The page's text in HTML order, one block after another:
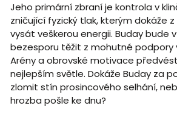
Jeho primární zbraní je kontrola v
zničující fyzický tlak, kterým dokáže
vysát veškerou energii. Buday bude
bezesporu těžit z mohutné podpory
Arény a obrovské motivace
nejlepším světle. Dokáže Buday za
zlomit stín prosincového selhání,
hrozba pošle ke dnu?